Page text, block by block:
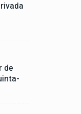
de